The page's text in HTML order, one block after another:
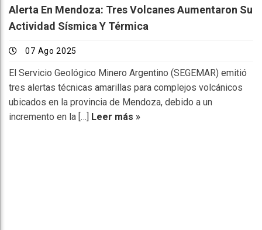
Alerta En Mendoza: Tres Volcanes Aumentaron Su
Actividad Sísmica Y Térmica
07 Ago 2025
El Servicio Geológico Minero Argentino (SEGEMAR) emitió
tres alertas técnicas amarillas para complejos volcánicos
ubicados en la provincia de Mendoza, debido a un
incremento en la […] Leer más »